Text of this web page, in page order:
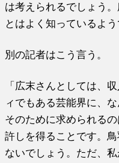
は考えられるでしょう
とはよく知っているよう
別の記者はこう言う。
「広末さんとしては、
ィでもある芸能界に、
そのために求められる
許しを得ることです。
ないでしょう。ただ、